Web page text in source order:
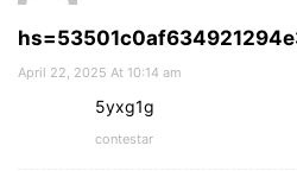
April 22, 2025 At 10:14 am
5yxg1g
contestar